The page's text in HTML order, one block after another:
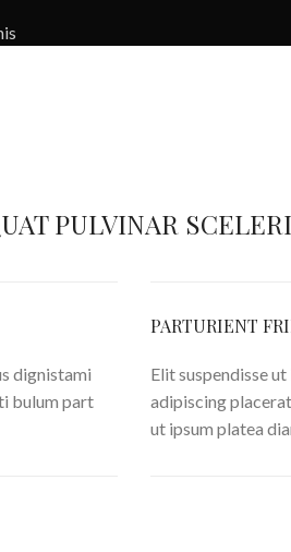
PULVINAR
dignistami
bulum part
PARTURIENT
Elit suspendisse
adipiscing
ut ipsum platea